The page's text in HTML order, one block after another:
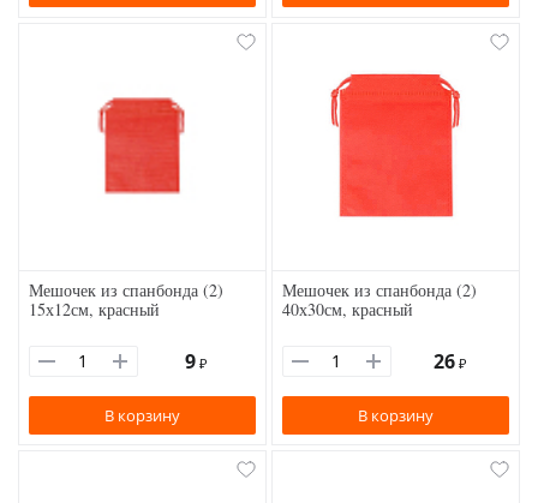
Мешочек из спанбонда (2)
15х12см, красный
9 ₽
В корзину
Мешочек из спанбонда (2)
40х30см, красный
26 ₽
В корзину